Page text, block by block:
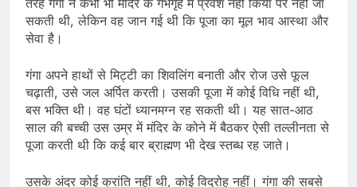
सकती थी, लेकिन वह जान गई थी कि पूजा का मूल भाव आस्था और
सेवा है।
गंगा अपने हाथों से मिट्टी का शिवलिंग बनाती और रोज उसे फूल
चढ़ाती, उसे जल अर्पित करती। उसकी पूजा में कोई विधि नहीं थी,
बस भक्ति थी। वह घंटों ध्यानमग्न रह सकती थी। यह सात-आठ
साल की बच्ची उस उम्र में मंदिर के कोने में बैठकर ऐसी तल्लीनता से
पूजा करती थी कि कई बार ब्राह्मण भी देख स्तब्ध रह जाते।
उसके अंदर कोई क्रांति नहीं थी, कोई विद्रोह नहीं। गंगा की सबसे